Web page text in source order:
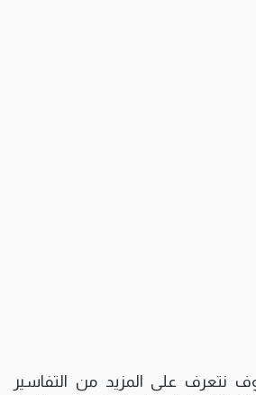
نتعرف على المزيد من التفاسير